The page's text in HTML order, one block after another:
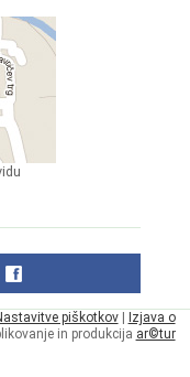
piškotkov|
Izjava o
in produkcija ar©tur